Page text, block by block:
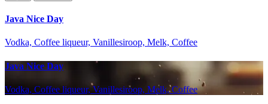
Java Nice Day
Vodka, Coffee liqueur, Vanillesiroop, Melk, Coffee
Java Nice Day
Vodka, Coffee liqueur, Vanillesiroop, Melk, Coffee